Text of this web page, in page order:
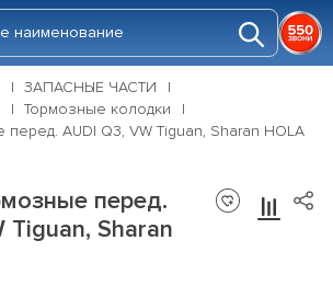
ЗАПАСНЫЕ ЧАСТИ
Тормозные колодки
AUDI Q3, VW Tiguan, Sharan HOLA
перед.
Tiguan, Sharan